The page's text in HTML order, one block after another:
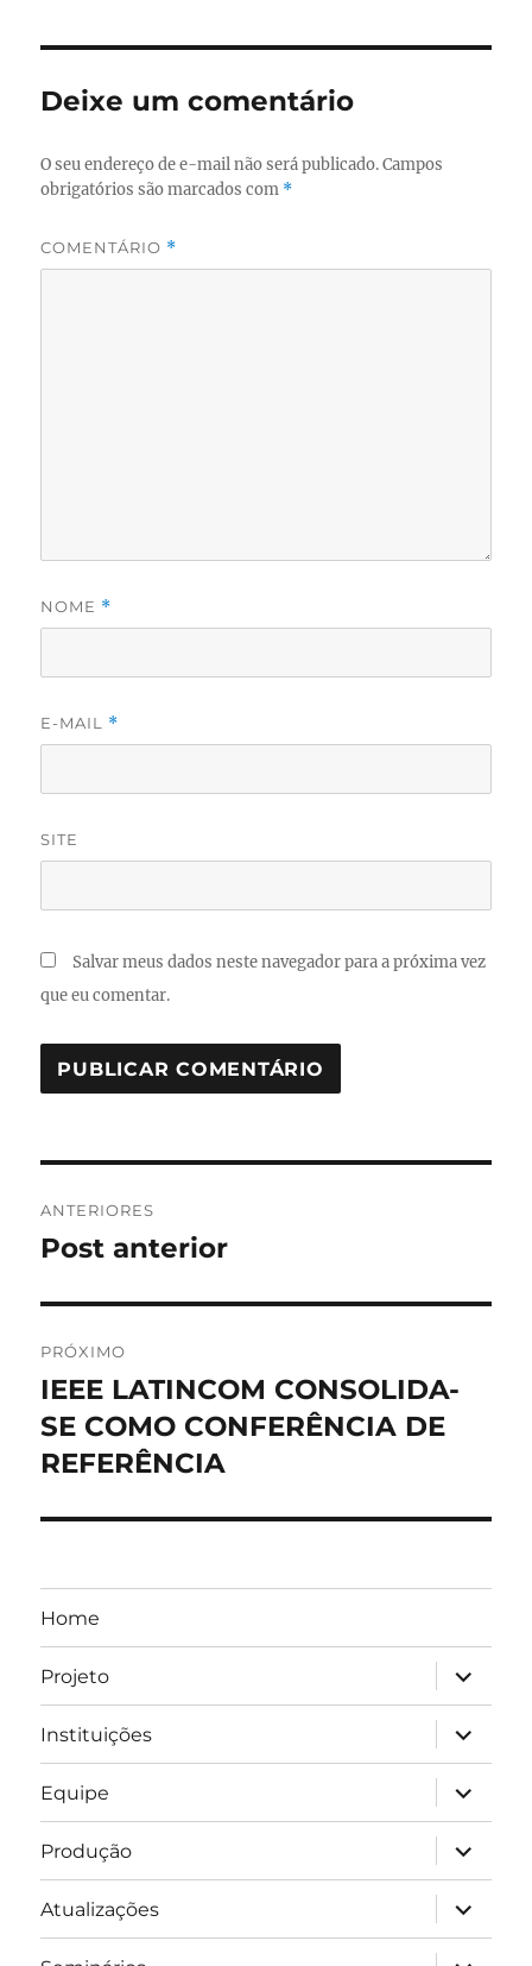
Deixe um comentário
O seu endereço de e-mail não será publicado. Campos
obrigatórios são marcados com *
COMENTÁRIO *
NOME *
E-MAIL *
SITE
Salvar meus dados neste navegador para a próxima vez
que eu comentar.
de
ANTERIORES
Post
Post anterior
PRÓXIMO
Próximo
post:
IEEE LATINCOM CONSOLIDA-
SE COMO CONFERÊNCIA DE
REFERÊNCIA
Home
Projeto
expandir
Instituições
expandir
Equipe
expandir
Produção
expandir
Atualizações
expandir
expandir